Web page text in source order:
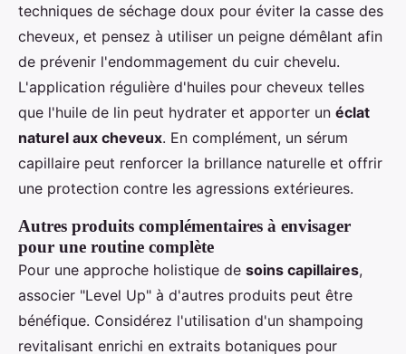
techniques de séchage doux pour éviter la casse des
cheveux, et pensez à utiliser un peigne démêlant afin
de prévenir l'endommagement du cuir chevelu.
L'application régulière d'huiles pour cheveux telles
que l'huile de lin peut hydrater et apporter un éclat
naturel aux cheveux. En complément, un sérum
capillaire peut renforcer la brillance naturelle et offrir
une protection contre les agressions extérieures.
Autres produits complémentaires à envisager
pour une routine complète
Pour une approche holistique de soins capillaires,
associer "Level Up" à d'autres produits peut être
bénéfique. Considérez l'utilisation d'un shampoing
revitalisant enrichi en extraits botaniques pour